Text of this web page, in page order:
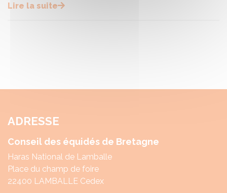
Lire la suite
ADRESSE
Conseil des équidés de Bretagne
Haras National de Lamballe
Place du champ de foire
22400 LAMBALLE Cedex